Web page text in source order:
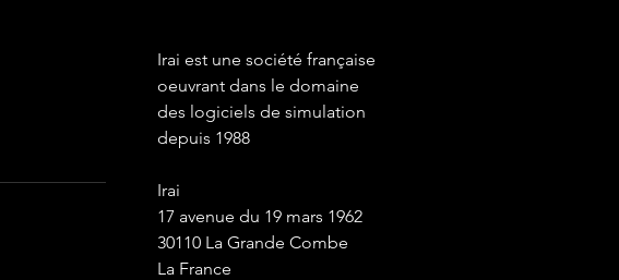
Irai est une société française
oeuvrant dans le domaine
des logiciels de simulation
depuis 1988
Irai
17 avenue du 19 mars 1962
30110 La Grande Combe
La France